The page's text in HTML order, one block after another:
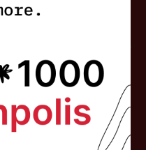
Europa
registrato il dato più alto
in crescita anche nel
è quello delle spese
sulle famiglie.